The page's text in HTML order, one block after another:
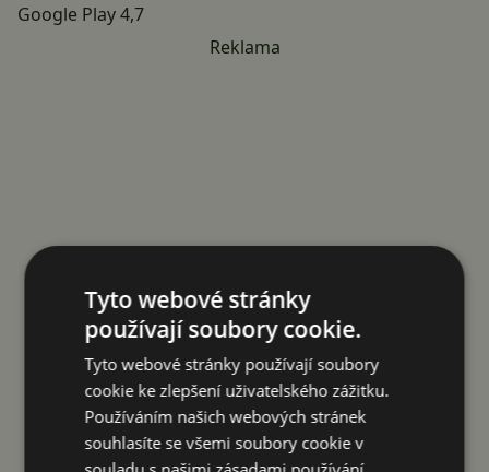
Google Play 4,7
Reklama
Tyto webové stránky
používají soubory cookie.
Tyto webové stránky používají soubory
cookie ke zlepšení uživatelského zážitku.
Používáním našich webových stránek
souhlasíte se všemi soubory cookie v